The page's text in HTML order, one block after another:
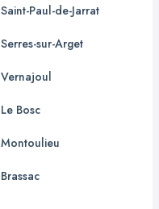
Saint-Paul-de-Jarrat
Serres-sur-Arget
Vernajoul
Le Bosc
Montoulieu
Brassac